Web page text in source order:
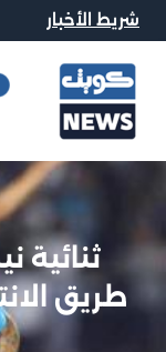
شريط الأخبار
ثنائية
طريق